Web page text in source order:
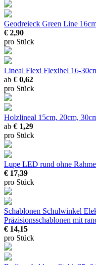
Geodreieck Green Line
€ 2,90
pro Stück
Lineal Flexi Flexibel 16-
ab € 0,62
pro Stück
Holzlineal 15cm, 20cm,
ab € 1,29
pro Stück
Lupe LED rund ohne
€ 17,39
pro Stück
Schablonen Schulwinkel
Präzisionsschablonen mit
€ 14,15
pro Stück